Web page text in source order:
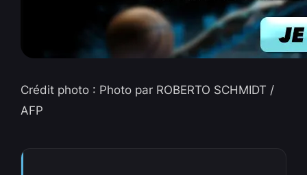
Crédit photo : Photo par ROBERTO SCHMIDT /
AFP